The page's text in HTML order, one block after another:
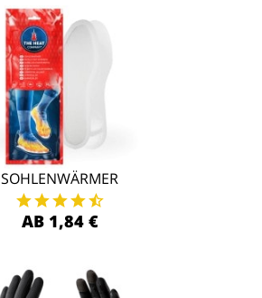
SOHLENWÄRMER
AB 1,84 €